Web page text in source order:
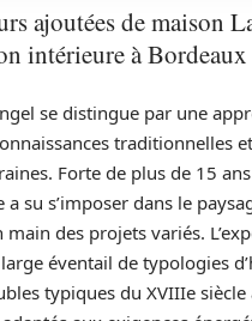
ajoutées de maison
intérieure à Bordeaux
se distingue par une
traditionnelles
Forte de plus de 15 ans
a su s’imposer dans le
des projets variés.
éventail de typologies
typiques du XVIIIe siècle